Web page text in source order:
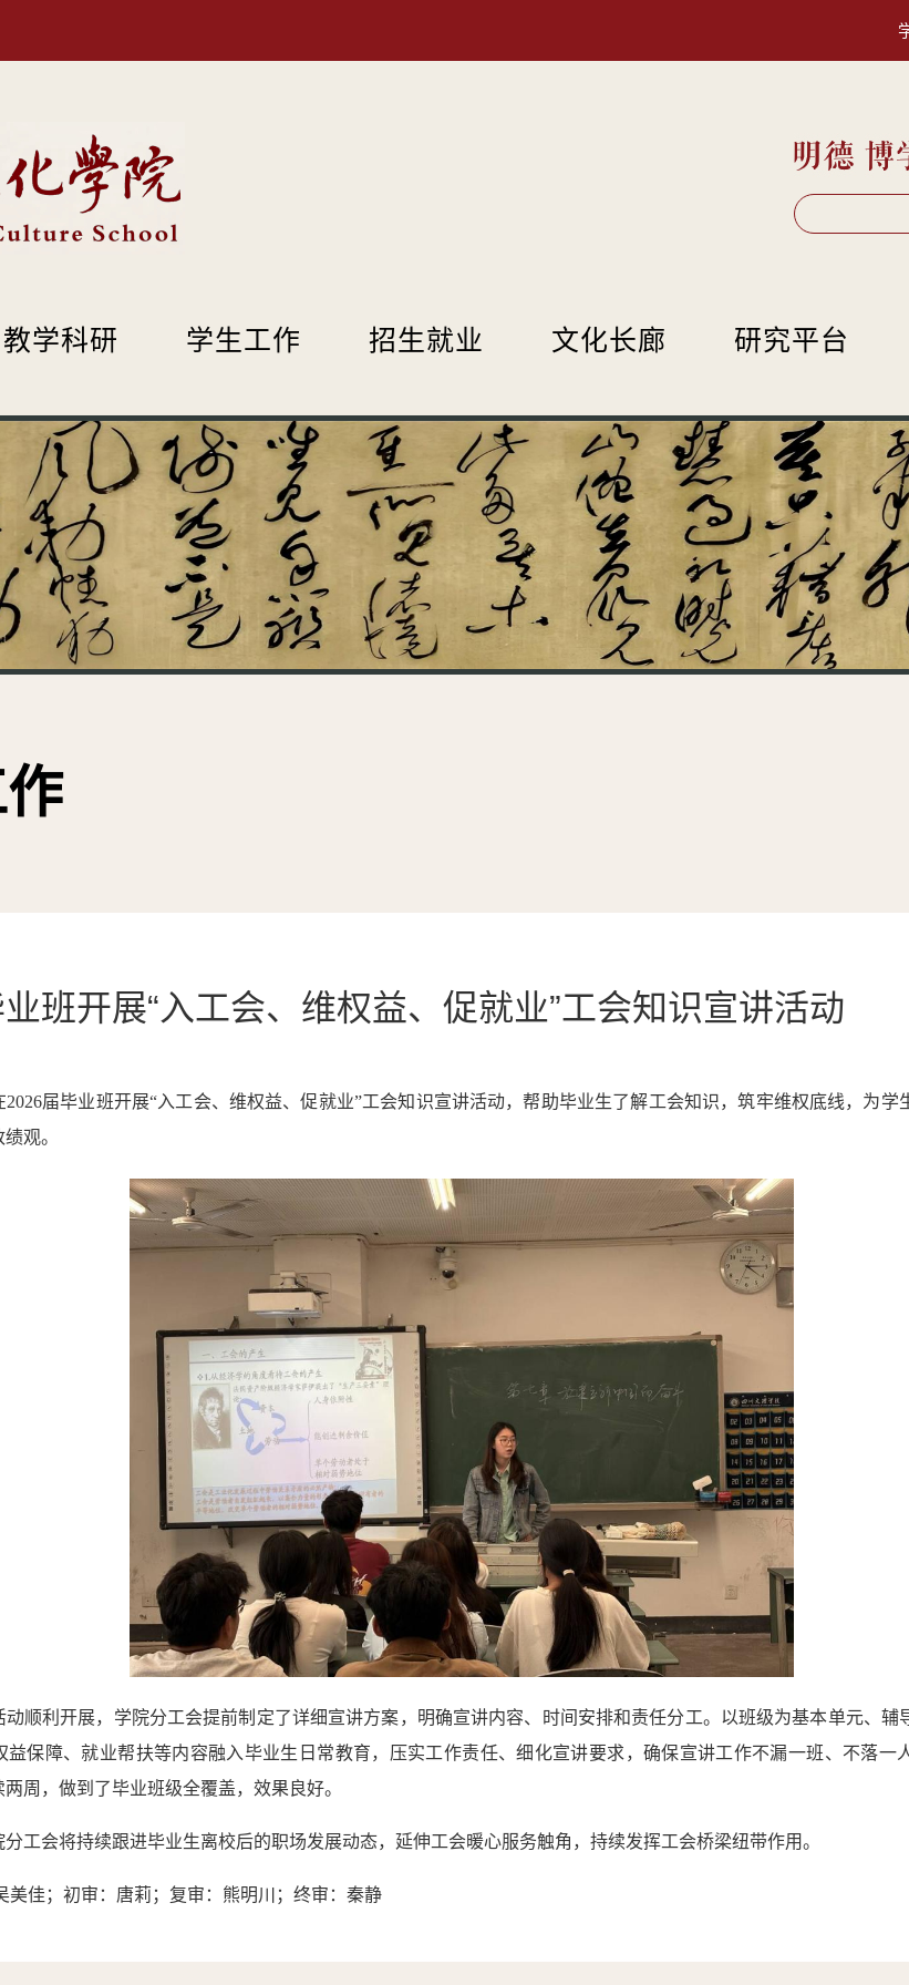
教学科研 学生工作 招生就业 文化长廊 研究平台
班开展“入工会、维权益、促就业”工会知识宣讲活动
2026届毕业班开展“入工会、维权益、促就业”工会知识宣讲活动，帮助毕业生了解工会知识，筑牢维权底线， 为学
观。
动顺利开展，学院分工会提前制定了详细宣讲方案，明确宣讲内容、时间安排和责任分工。 以班级为基本单元、辅
益保障、就业帮扶等内容融入毕业生日常教育，压实工作责任、细化宣讲要求，确保宣讲工作不漏一班、不落一
周，做到了毕业班级全覆盖，效果良好。
工会将持续跟进毕业生离校后的职场发展动态，延伸工会暖心服务触角，持续发挥工会桥梁纽带作用。
美佳；初审：唐莉；复审：熊明川；终审：秦静